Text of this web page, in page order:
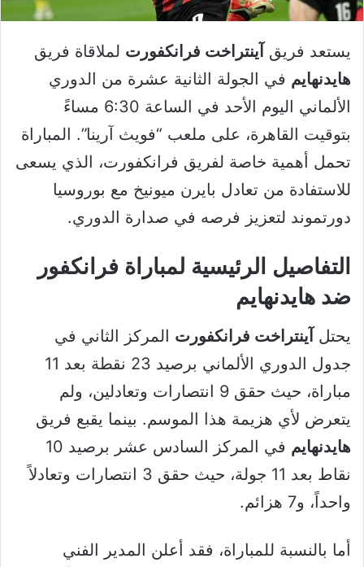
يستعد فريق آينتراخت فرانكفورت لملاقاة فريق
هايدنهايم في الجولة الثانية عشرة من الدوري
الألماني اليوم الأحد في الساعة 6:30 مساءً
بتوقيت القاهرة، على ملعب “فويث آرينا”. المباراة
تحمل أهمية خاصة لفريق فرانكفورت، الذي يسعى
للاستفادة من تعادل بايرن ميونيخ مع بوروسيا
دورتموند لتعزيز فرصه في صدارة الدوري.
التفاصيل الرئيسية لمباراة فرانكفور
ضد هايدنهايم
يحتل آينتراخت فرانكفورت المركز الثاني في
جدول الدوري الألماني برصيد 23 نقطة بعد 11
مباراة، حيث حقق 9 انتصارات وتعادلين، ولم
يتعرض لأي هزيمة هذا الموسم. بينما يقبع فريق
هايدنهايم
في المركز السادس عشر برصيد 10
نقاط بعد 11 جولة، حيث حقق 3 انتصارات وتعادلاً
واحداً، و7 هزائم.
أما بالنسبة للمباراة، فقد أعلن المدير الفني